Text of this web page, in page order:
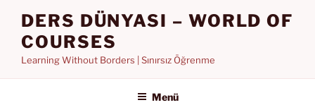
DERS DÜNYASI – WORLD OF
COURSES
Learning Without Borders | Sınırsız Öğrenme
Menü